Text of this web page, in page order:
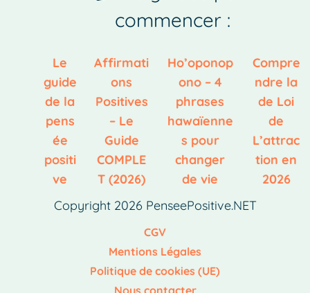
commencer :
Le
guide
de la
pens
ée
positi
ve
Affirmati
ons
Positives
– Le
Guide
COMPLE
T (2026)
Ho’oponop
ono – 4
phrases
hawaïenne
s pour
changer
de vie
Compre
ndre la
de Loi
de
L’attrac
tion en
2026
Copyright 2026 PenseePositive.NET
CGV
Mentions Légales
Politique de cookies (UE)